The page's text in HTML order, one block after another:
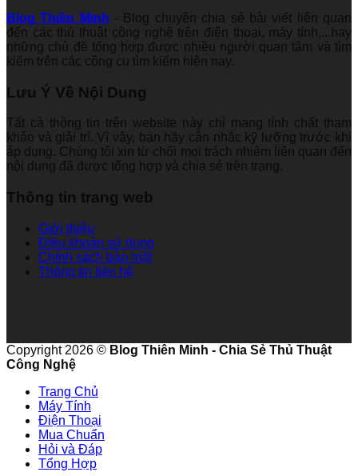
Blog Thiên Minh - Blog chuyên chia sẻ bài viết liên quan
đến các thủ thuật công nghệ trên điện thoại, máy tính,...hay
những chủ đề tổng hợp được nhiều người quan tâm và tìm
kiếm trên các công cụ tìm kiếm hiện nay.
Lưu Ý Về Nội Dung
Tất cả thông tin trên website này chỉ mang tính chất tham
khảo và giải trí. Vì vậy, bạn hãy cân nhắc kỹ lưỡng trước khi
áp dụng. Chúng tôi xin từ chối mọi trách nhiệm liên quan đến
nội dung đã được tổng hợp và chia sẻ trên trang.
Thông tin trang web
Giới thiệu
Điều khoản sử dụng
Chính sách bảo mật
Thông tin liên hệ
Copyright 2026 © Blog Thiên Minh - Chia Sẻ Thủ Thuật
Công Nghệ
Trang Chủ
Máy Tính
Điện Thoại
Mua Chuẩn
Hỏi và Đáp
Tổng Hợp